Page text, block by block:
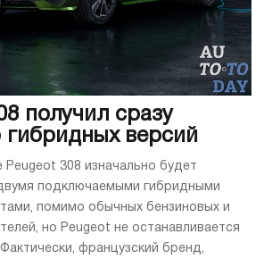
получил сразу
гибридных версий
Peugeot 308 изначально будет
подключаемыми гибридными
помимо обычных бензиновых и
но Peugeot не останавливается
французский бренд,